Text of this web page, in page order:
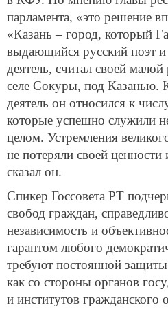
парламента, «это решение
«Казань – город, который
выдающийся русский поэт и
деятель, считал своей
селе Сокуры, под Казанью.
деятель он относился к
которые успешно служили
целом. Устремления
не потеряли своей ценности
сказал он.
Спикер Госсовета РТ
свобод граждан,
независимость и
гарантом любого
требуют постоянной
как со стороны органов
и институтов гражданского